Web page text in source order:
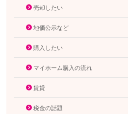
売却したい
地価公示など
購入したい
マイホーム購入の流れ
賃貸
税金の話題